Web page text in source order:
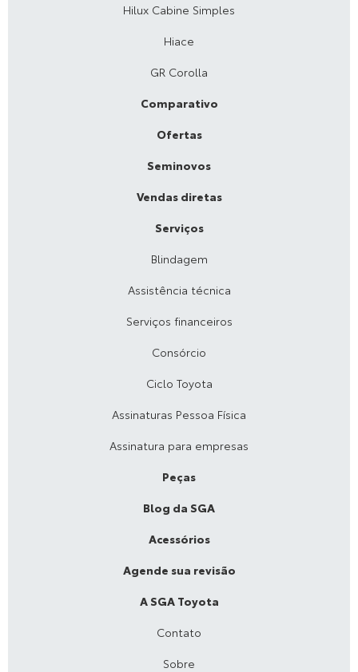
Hilux Cabine Simples
Hiace
GR Corolla
Comparativo
Ofertas
Seminovos
Vendas diretas
Serviços
Blindagem
Assistência técnica
Serviços financeiros
Consórcio
Ciclo Toyota
Assinaturas Pessoa Física
Assinatura para empresas
Peças
Blog da SGA
Acessórios
Agende sua revisão
A SGA Toyota
Contato
Sobre